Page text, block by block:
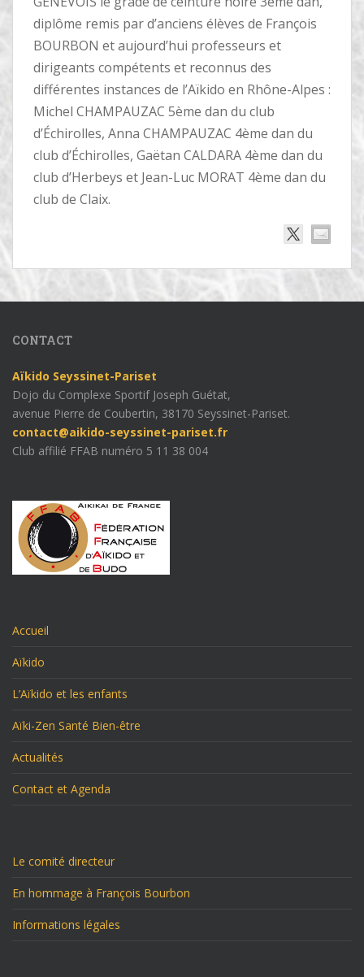
diplôme remis par d’anciens élèves de François
BOURBON et aujourd’hui professeurs et
dirigeants compétents et reconnus des
différentes instances de l’Aïkido en Rhône-Alpes :
Michel CHAMPAUZAC 5ème dan du club
d’Échirolles, Anna CHAMPAUZAC 4ème dan du
club d’Échirolles, Gaëtan CALDARA 4ème dan du
club d’Herbeys et Jean-Luc MORAT 4ème dan du
club de Claix.
CONTACT
Aïkido Seyssinet-Pariset
Dojo du Complexe Sportif Joseph Guétat,
avenue Pierre de Coubertin, 38170 Seyssinet-Pariset.
contact@aikido-seyssinet-pariset.fr
Club affilié FFAB numéro 5 11 38 004
Accueil
Aïkido
L’Aïkido et les enfants
Aïki-Zen Santé Bien-être
Actualités
Contact et Agenda
Le comité directeur
En hommage à François Bourbon
Informations légales